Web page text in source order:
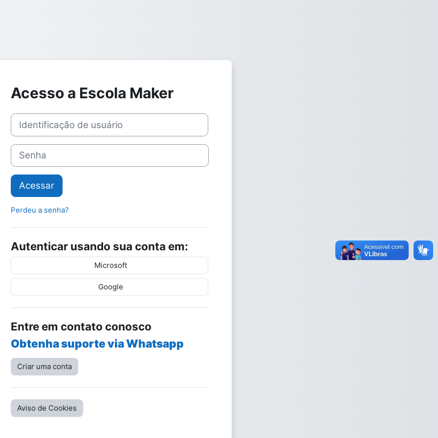
Acesso a Escola Maker
Identificação de usuário
Senha
Acessar
Perdeu a senha?
Autenticar usando sua conta em:
Microsoft
Google
Entre em contato conosco
Obtenha suporte via Whatsapp
Criar uma conta
Aviso de Cookies